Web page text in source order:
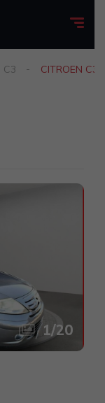
C3 CITROEN C3
1/20